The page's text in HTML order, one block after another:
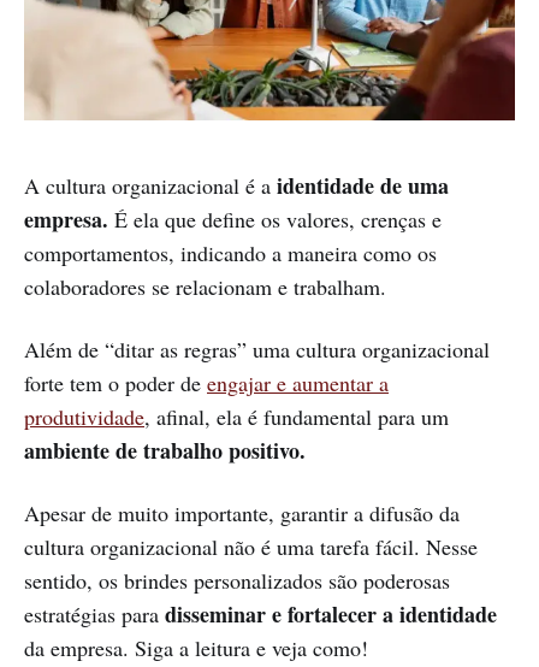
A cultura organizacional é a identidade de uma
empresa. É ela que define os valores, crenças e
comportamentos, indicando a maneira como os
colaboradores se relacionam e trabalham.
Além de “ditar as regras” uma cultura organizacional
forte tem o poder de engajar e aumentar a
produtividade, afinal, ela é fundamental para um
ambiente de trabalho positivo.
Apesar de muito importante, garantir a difusão da
cultura organizacional não é uma tarefa fácil. Nesse
sentido, os brindes personalizados são poderosas
estratégias para disseminar e fortalecer a identidade
da empresa. Siga a leitura e veja como!